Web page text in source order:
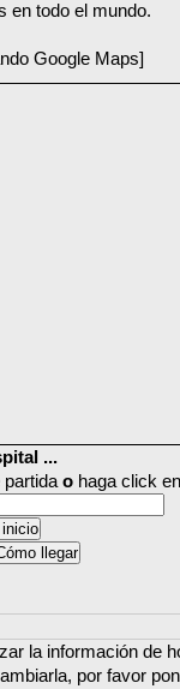
en todo el mundo.
Google Maps]
...
partida o haga click
la información de
por favor